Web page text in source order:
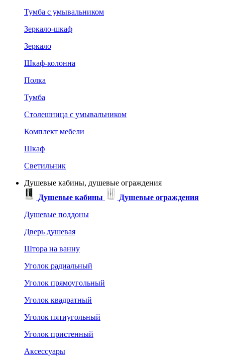
Тумба с умывальником
Зеркало-шкаф
Зеркало
Шкаф-колонна
Полка
Тумба
Столешница с умывальником
Комплект мебели
Шкаф
Светильник
Душевые кабины, душевые ограждения
Душевые кабины
Душевые ограждения
Душевые поддоны
Дверь душевая
Штора на ванну
Уголок радиальный
Уголок прямоугольный
Уголок квадратный
Уголок пятиугольный
Уголок пристенный
Аксессуары